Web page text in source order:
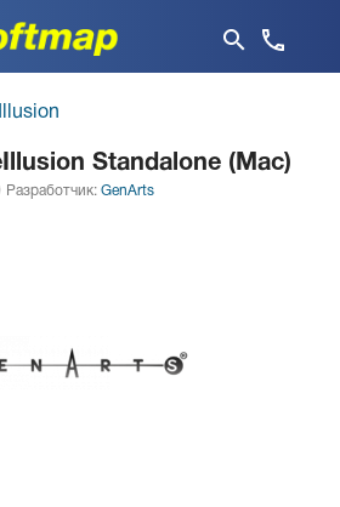
Standalone (Mac)
Разработчик: GenArts